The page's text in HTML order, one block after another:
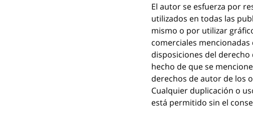
El autor se esfuerza por
utilizados en todas las
mismo o por utilizar
comerciales
disposiciones del
hecho de que se
derechos de autor de los
Cualquier duplicación o
está permitido sin el